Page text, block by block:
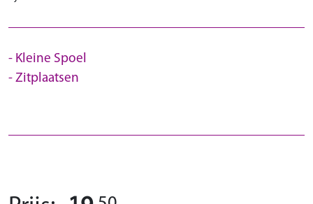
Kleine Spoel
Zitplaatsen